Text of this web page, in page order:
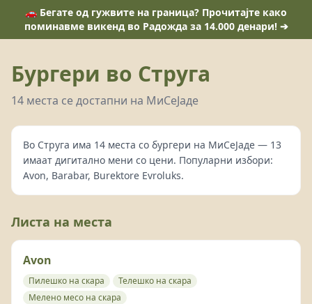
🚗 Бегате од гужвите на граница? Прочитајте како
поминавме викенд во Радожда за 14.000 денари! ➔
Бургери во Струга
14 места се достапни на МиСеЈаде
Во Струга има 14 места со бургери на МиСеЈаде — 13
имаат дигитално мени со цени. Популарни избори:
Avon, Barabar, Burektore Evroluks.
Листа на места
Avon
Пилешко на скара
Телешко на скара
Мелено месо на скара